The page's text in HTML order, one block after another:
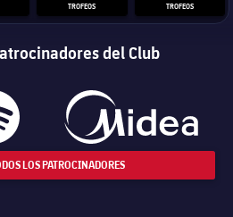
TROFEOS TROFEOS
del Club
LOS PATROCINADORES